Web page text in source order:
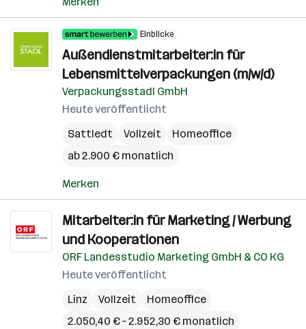
Einblicke
Außendienstmitarbeiter:in für
Lebensmittelverpackungen (m/w/d)
Verpackungsstadl GmbH
Heute veröffentlicht
Sattledt
Vollzeit
Homeoffice
ab 2.900 € monatlich
Merken
Mitarbeiter:in für Marketing / Werbung
und Kooperationen
ORF Landesstudio Marketing GmbH & CO KG
Heute veröffentlicht
Linz
Vollzeit
Homeoffice
2.050,40 € – 2.952,30 € monatlich